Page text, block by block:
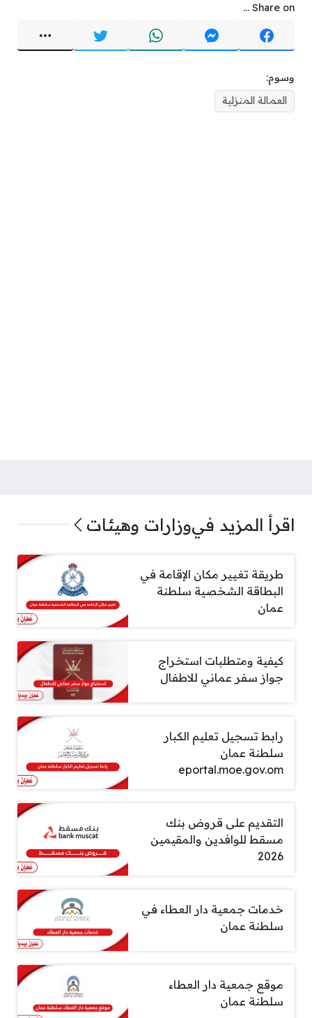
Share on ...
وسوم:
العمالة المنزلية
اقرأ المزيد فيوزارات وهيئات
طريقة تغيير مكان الإقامة في
البطاقة الشخصية سلطنة
عمان
كيفية ومتطلبات استخراج
جواز سفر عماني للاطفال
رابط تسجيل تعليم الكبار
سلطنة عمان
eportal.moe.gov.om
التقديم على قروض بنك
مسقط للوافدين والمقيمين
2026
خدمات جمعية دار العطاء في
سلطنة عمان
موقع جمعية دار العطاء
سلطنة عمان